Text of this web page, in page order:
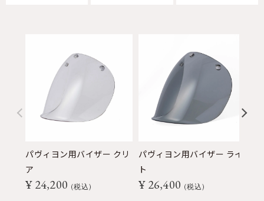
パヴィヨン用バイザー クリ
ア
¥ 24,200 税込
パヴィヨン用バイザー ライ
ト
¥ 26,400 税込